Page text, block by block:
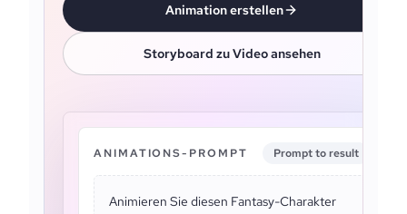
Animation erstellen
Storyboard zu Video ansehen
ANIMATIONS-PROMPT Prompt to result
Animieren Sie diesen Fantasy-Charakter